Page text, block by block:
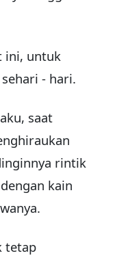
ini, untuk
- hari.
saat
rintik
kain
tetap